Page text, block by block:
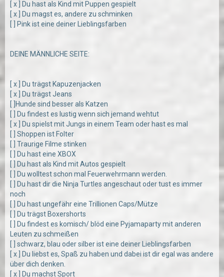
[ x ] Du hast als Kind mit Puppen gespielt
[ x ] Du magst es, andere zu schminken
[ ] Pink ist eine deiner Lieblingsfarben
DEINE MÄNNLICHE SEITE:
[ x ] Du trägst Kapuzenjacken
[ x ] Du trägst Jeans
[ ]Hunde sind besser als Katzen
[ ] Du findest es lustig wenn sich jemand wehtut
[ x ] Du spielst mit Jungs in einem Team oder hast es mal
[ ] Shoppen ist Folter
[ ] Traurige Filme stinken
[ ] Du hast eine XBOX
[ ] Du hast als Kind mit Autos gespielt
[ ] Du wolltest schon mal Feuerwehrmann werden.
[ ] Du hast dir die Ninja Turtles angeschaut oder tust es immer
noch
[ ] Du hast ungefähr eine Trillionen Caps/Mütze
[ ] Du trägst Boxershorts
[ ] Du findest es komisch/ blöd eine Pyjamaparty mit anderen
Leuten zu schmeißen
[ ] schwarz, blau oder silber ist eine deiner Lieblingsfarben
[ x ] Du liebst es, Spaß zu haben und dabei ist dir egal was andere
über dich denken.
[ x ] Du machst Sport